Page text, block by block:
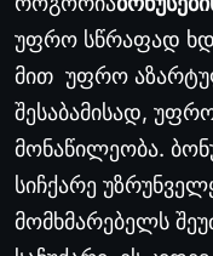
უფრო სწრაფად
მით უფრო
შესაბამისად,
მონაწილეობა.
სიჩქარე
მომხმარებელს